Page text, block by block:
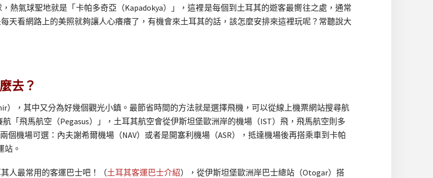
熱氣球聖地就是「卡帕多奇亞（Kapadokya）」，這裡是每個到土耳其的遊客最嚮往之處，通常
天看網路上的美照就夠讓人心癢癢了，有機會來土耳其的話，該怎麼安排來這裡玩呢？常聽說大
去？
），其中又分為好幾個觀光小鎮。最節省時間的方法就是選擇飛機，可以從線上機票網站搜尋航
「飛馬航空（Pegasus）」，土耳其航空會從伊斯坦堡歐洲岸的機場（IST）飛，飛馬航空則多
個機場可選：內夫謝希爾機場（NAV）或者是開塞利機場（ASR），抵達機場後再搭乘車到卡帕
站。
人最常用的客運巴士吧！（土耳其客運巴士介紹），從伊斯坦堡歐洲岸巴士總站（Otogar）搭